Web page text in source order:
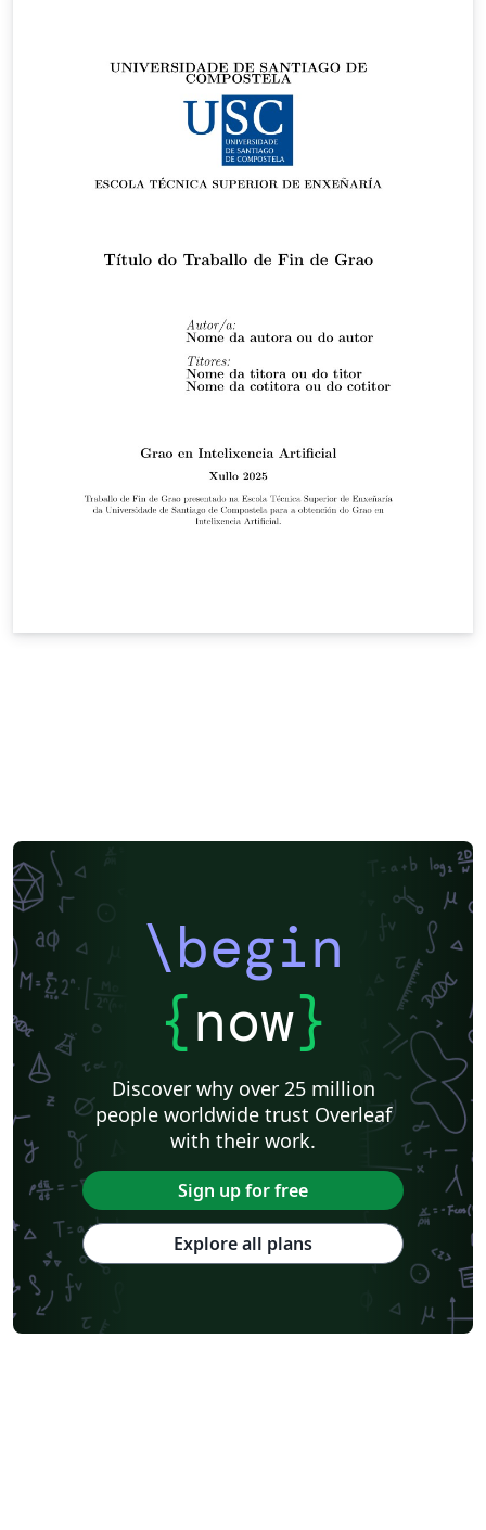
\begin
{now}
Discover why over 25 million
people worldwide trust Overleaf
with their work.
Sign up for free
Explore all plans